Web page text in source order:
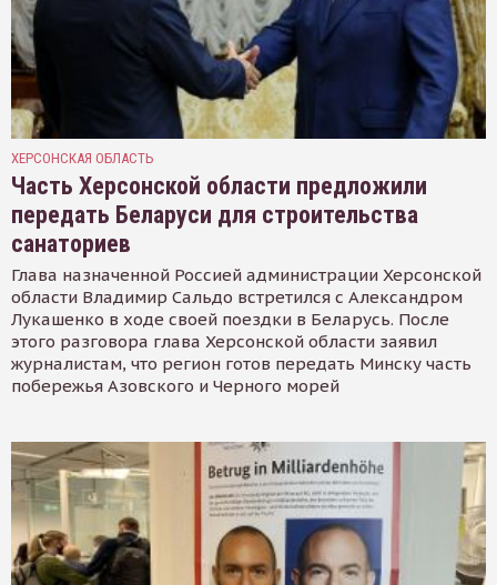
ХЕРСОНСКАЯ ОБЛАСТЬ
Часть Херсонской области предложили
передать Беларуси для строительства
санаториев
Глава назначенной Россией администрации Херсонской
области Владимир Сальдо встретился с Александром
Лукашенко в ходе своей поездки в Беларусь. После
этого разговора глава Херсонской области заявил
журналистам, что регион готов передать Минску часть
побережья Азовского и Черного морей